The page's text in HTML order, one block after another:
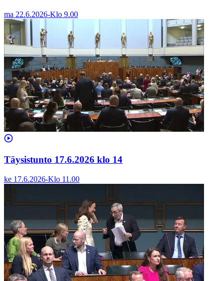
ma 22.6.2026-Klo 9.00
Täysistunto 17.6.2026 klo 14
ke 17.6.2026-Klo 11.00